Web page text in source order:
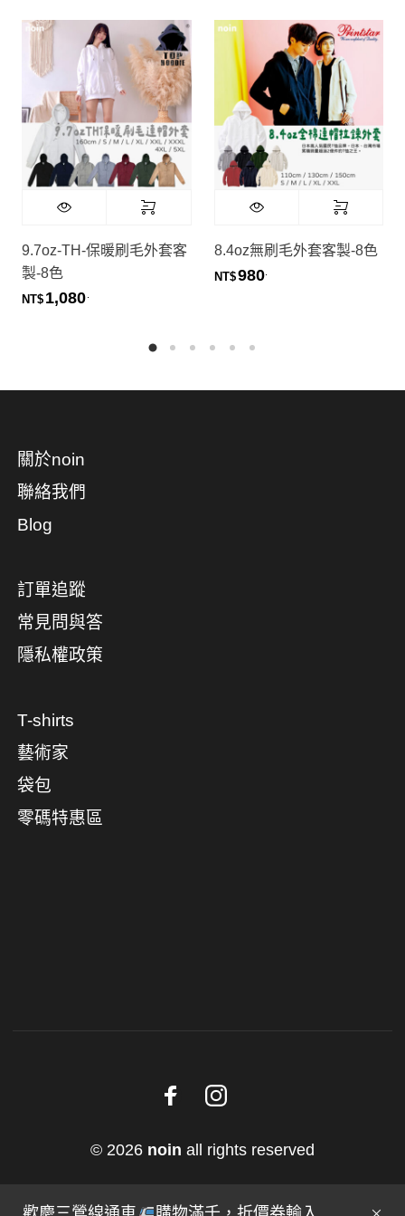
9.7oz-TH-保暖刷毛外套客
製-8色
NT$ 1,080
8.4oz無刷毛外套客製-8色
NT$980
關於noin
聯絡我們
Blog
訂單追蹤
常見問與答
隱私權政策
T-shirts
藝術家
袋包
零碼特惠區
© 2026 noin all rights reserved